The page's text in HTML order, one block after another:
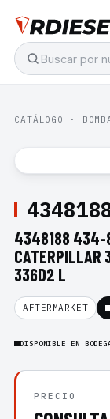
CATÁLOGO ·
4348188 434-
336D2 L
AFTERMARKET
DISPONIBLE EN
PRECIO